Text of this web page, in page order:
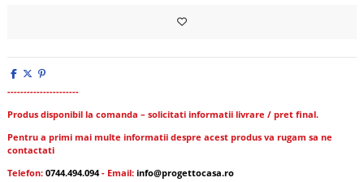
----------------------
Produs disponibil la comanda – solicitati informatii livrare / pret final.
Pentru a primi mai multe informatii despre acest produs va rugam sa ne
contactati
Telefon: 0744.494.094- Email: info@progettocasa.ro